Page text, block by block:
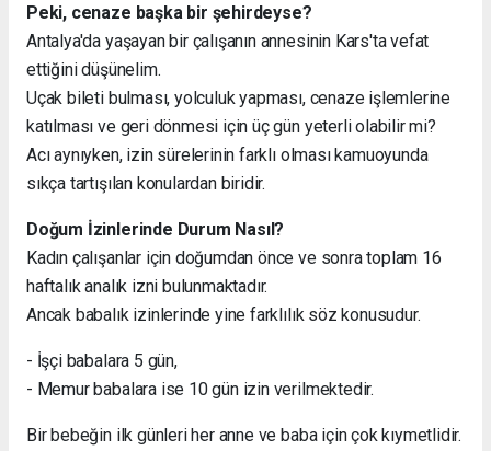
Peki, cenaze başka bir şehirdeyse?
Antalya'da yaşayan bir çalışanın annesinin Kars'ta vefat
ettiğini düşünelim.
Uçak bileti bulması, yolculuk yapması, cenaze işlemlerine
katılması ve geri dönmesi için üç gün yeterli olabilir mi?
Acı aynıyken, izin sürelerinin farklı olması kamuoyunda
sıkça tartışılan konulardan biridir.
Doğum İzinlerinde Durum Nasıl?
Kadın çalışanlar için doğumdan önce ve sonra toplam 16
haftalık analık izni bulunmaktadır.
Ancak babalık izinlerinde yine farklılık söz konusudur.
- İşçi babalara 5 gün,
- Memur babalara ise 10 gün izin verilmektedir.
Bir bebeğin ilk günleri her anne ve baba için çok kıymetlidir.